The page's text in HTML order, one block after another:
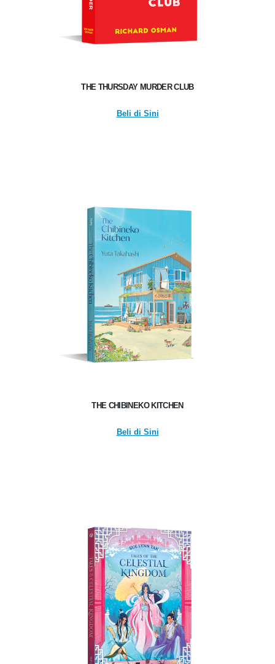
THE THURSDAY MURDER CLUB
Beli di Sini
THE CHIBINEKO KITCHEN
Beli di Sini